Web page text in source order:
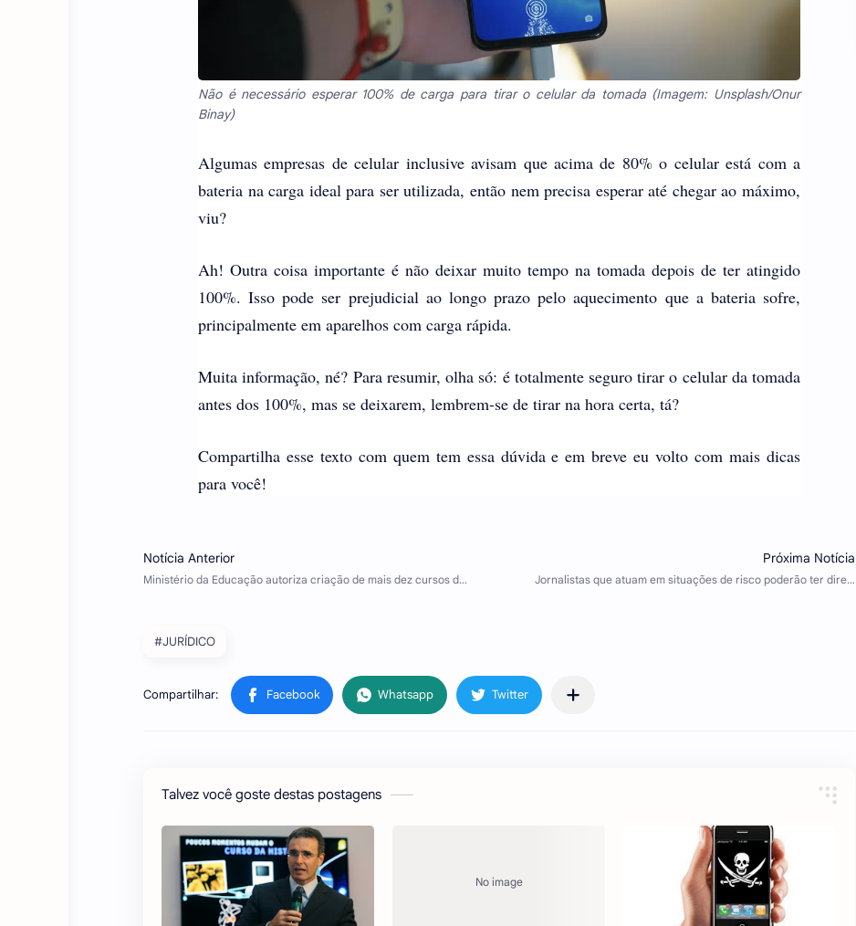
Não é necessário esperar 100% de carga para tirar o celular da tomada (Imagem: Unsplash/Onur
Binay)
Algumas empresas de celular inclusive avisam que acima de 80% o celular está com a
bateria na carga ideal para ser utilizada, então nem precisa esperar até chegar ao máximo,
viu?
Ah! Outra coisa importante é não deixar muito tempo na tomada depois de ter atingido
100%. Isso pode ser prejudicial ao longo prazo pelo aquecimento que a bateria sofre,
principalmente em aparelhos com carga rápida.
Muita informação, né? Para resumir, olha só: é totalmente seguro tirar o celular da tomada
antes dos 100%, mas se deixarem, lembrem-se de tirar na hora certa, tá?
Compartilha esse texto com quem tem essa dúvida e em breve eu volto com mais dicas
para você!
#JURÍDICO
Talvez você goste destas postagens